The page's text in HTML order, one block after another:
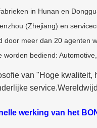
in Hunan en
(Zhejiang) en
door meer dan 20 agenten
worden bediend:
van "Hoge
werking van het